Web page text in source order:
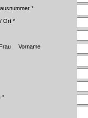
*
Ort *
Frau
Vorname
*